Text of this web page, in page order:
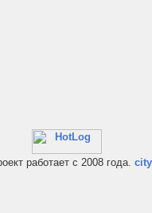
работает с 2008 года.